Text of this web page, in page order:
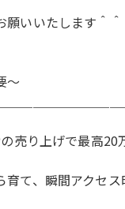
願いいたします＾＾
〜
売り上げで最高20
て、瞬間アクセ